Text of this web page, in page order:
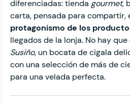
diferenciadas: tienda gourmet,
carta, pensada para compartir,
protagonismo de los
llegados de la lonja. No hay
Susiño, un bocata de cigala
con una selección de más de
para una velada perfecta.